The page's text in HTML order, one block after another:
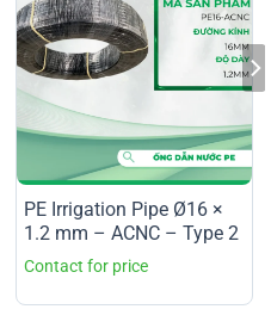
PE Irrigation Pipe Ø16 ×
1.2 mm – ACNC – Type 2